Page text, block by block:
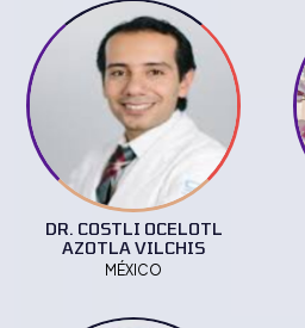
DR. COSTLI OCELOTL
AZOTLA VILCHIS
MÉXICO